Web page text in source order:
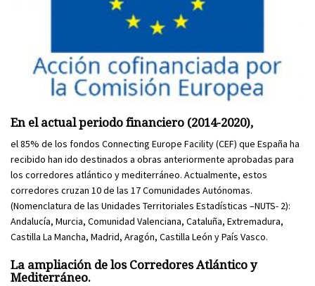
En el actual periodo financiero (2014-2020),
el 85% de los fondos Connecting Europe Facility (CEF) que España ha
recibido han ido destinados a obras anteriormente aprobadas para
los corredores atlántico y mediterráneo. Actualmente, estos
corredores cruzan 10 de las 17 Comunidades Autónomas.
(Nomenclatura de las Unidades Territoriales Estadísticas –NUTS- 2):
Andalucía, Murcia, Comunidad Valenciana, Cataluña, Extremadura,
Castilla La Mancha, Madrid, Aragón, Castilla León y País Vasco.
La ampliación de los CorredoresAtlántico y
Mediterráneo.